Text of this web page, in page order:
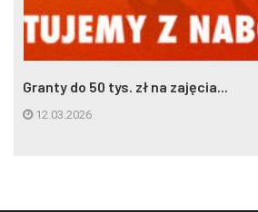
Granty do 50 tys. zł na zajęcia...
12.03.2026